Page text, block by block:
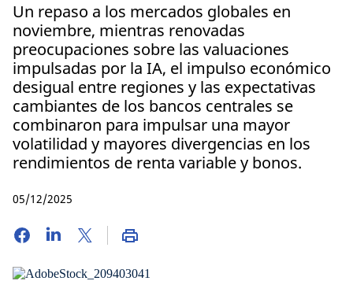
Un repaso a los mercados globales en
noviembre, mientras renovadas
preocupaciones sobre las valuaciones
impulsadas por la IA, el impulso económico
desigual entre regiones y las expectativas
cambiantes de los bancos centrales se
combinaron para impulsar una mayor
volatilidad y mayores divergencias en los
rendimientos de renta variable y bonos.
05/12/2025